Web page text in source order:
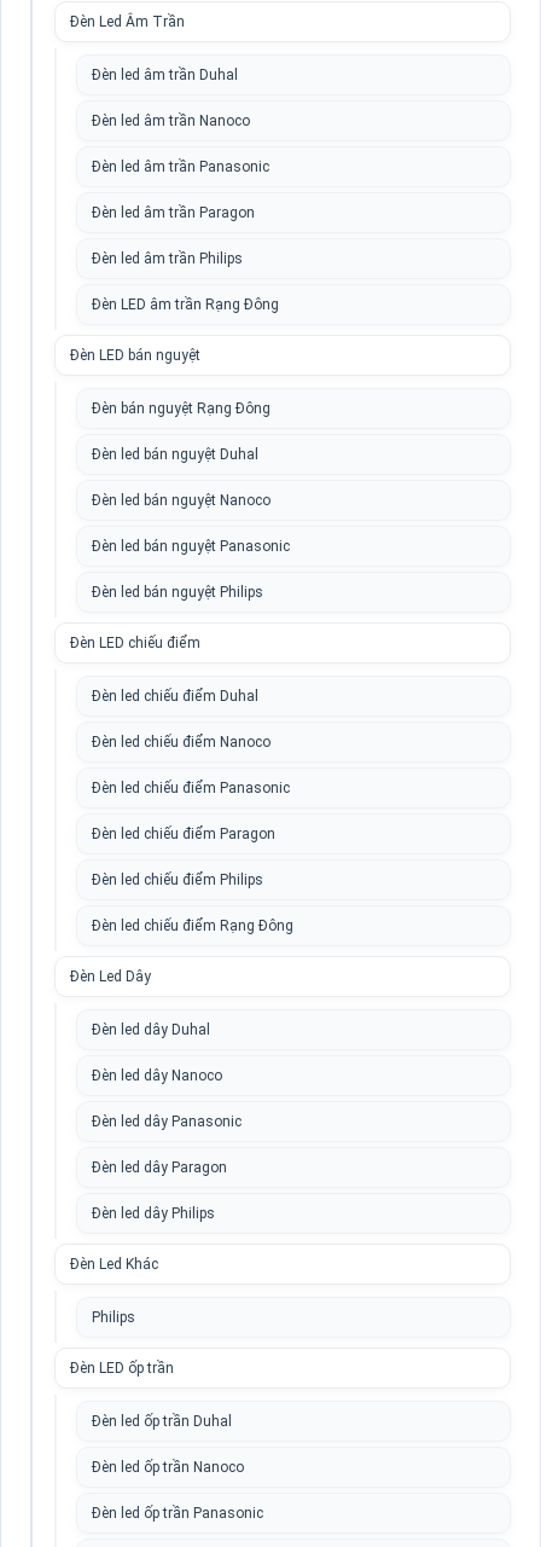
Đèn Led Âm Trần
Đèn led âm trần Duhal
Đèn led âm trần Nanoco
Đèn led âm trần Panasonic
Đèn led âm trần Paragon
Đèn led âm trần Philips
Đèn LED âm trần Rạng Đông
Đèn LED bán nguyệt
Đèn bán nguyệt Rạng Đông
Đèn led bán nguyệt Duhal
Đèn led bán nguyệt Nanoco
Đèn led bán nguyệt Panasonic
Đèn led bán nguyệt Philips
Đèn LED chiếu điểm
Đèn led chiếu điểm Duhal
Đèn led chiếu điểm Nanoco
Đèn led chiếu điểm Panasonic
Đèn led chiếu điểm Paragon
Đèn led chiếu điểm Philips
Đèn led chiếu điểm Rạng Đông
Đèn Led Dây
Đèn led dây Duhal
Đèn led dây Nanoco
Đèn led dây Panasonic
Đèn led dây Paragon
Đèn led dây Philips
Đèn Led Khác
Philips
Đèn LED ốp trần
Đèn led ốp trần Duhal
Đèn led ốp trần Nanoco
Đèn led ốp trần Panasonic